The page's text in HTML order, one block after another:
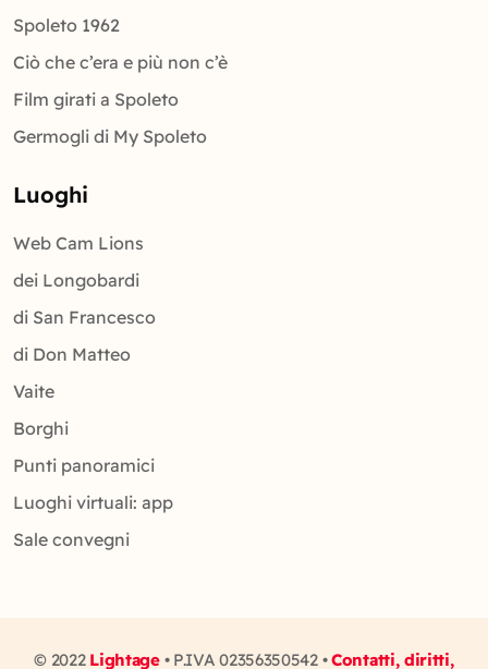
Spoleto 1962
Ciò che c’era e più non c’è
Film girati a Spoleto
Germogli di My Spoleto
Luoghi
Web Cam Lions
dei Longobardi
di San Francesco
di Don Matteo
Vaite
Borghi
Punti panoramici
Luoghi virtuali: app
Sale convegni
© 2022 Lightage• P.IVA 02356350542 •Contatti, diritti,